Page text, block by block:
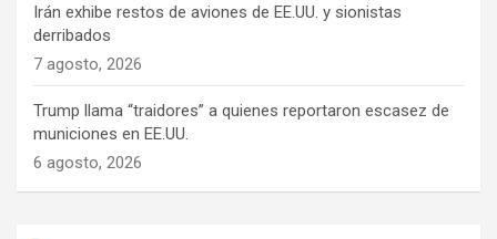
Irán exhibe restos de aviones de EE.UU. y sionistas
derribados
7 agosto, 2026
Trump llama “traidores” a quienes reportaron escasez de
municiones en EE.UU.
6 agosto, 2026